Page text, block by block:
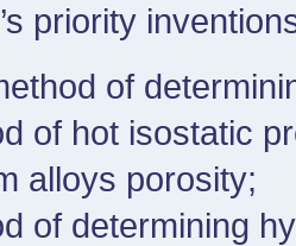
priority
of
of hot isostatic
alloys porosity;
of determining